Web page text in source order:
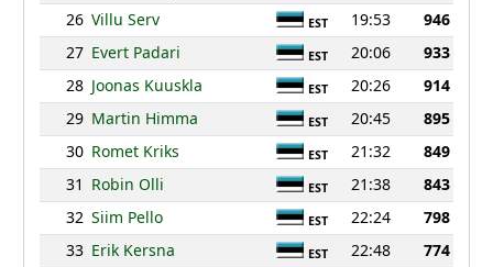
26 Villu Serv EST 19:53
946
27 Evert Padari EST 20:06
933
28 Joonas Kuuskla EST 20:26
914
29 Martin Himma EST 20:45
895
30 Romet Kriks EST 21:32
849
31 Robin Olli EST 21:38
843
32 Siim Pello EST 22:24
798
33 Erik Kersna EST 22:48
774